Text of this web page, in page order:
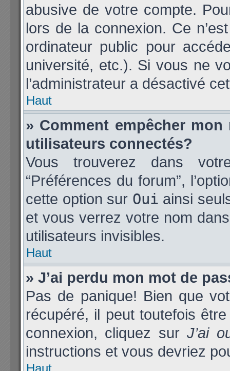
abusive de votre compte.
lors de la connexion. Ce
ordinateur public pour
université, etc.). Si vous ne
l’administrateur a désactivé
Haut
» Comment empêcher
utilisateurs connectés?
Vous trouverez dans
“Préférences du forum”,
cette option sur Oui ainsi
et vous verrez votre nom
utilisateurs invisibles.
Haut
» J’ai perdu mon mot de
Pas de panique! Bien que
récupéré, il peut toutefois
connexion, cliquez surJ’ai
instructions et vous devriez
Haut